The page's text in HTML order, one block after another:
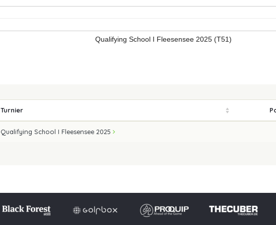
Qualifying School I Fleesensee 2025 (T51)
Turnier
Qualifying School I Fleesensee 2025
Impressum